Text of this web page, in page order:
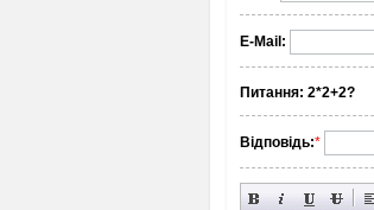
E-Mail:
Питання: 2*2+2?
Відповідь:*